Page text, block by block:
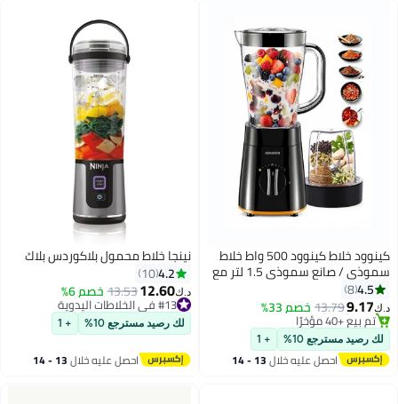
كينوود خلاط كينوود 500 واط خلاط
سموذي / صانع سموذي 1.5 لتر مع
مطحنة متعددة، وظيفة سحق الثلج
BLP19.150BK أسود
4.5
8
د.ك‏9.17
13.79خصم 33%
#33 في الخلاطات التي توضع على الموائد
بتخلّص بسرعة
تم بيع +40 مؤخرًا
لك رصيد مسترجع 10% + 1
احصل عليه خلال 13 - 14
نينجا خلاط محمول بلاكوردس بلاك
4.2
10
د.ك‏12.60
13.53خصم 6%
#13 في الخلاطات اليدوية
#13 في الخلاطات اليدوية
لك رصيد مسترجع 10% + 1
احصل عليه خلال 13 - 14